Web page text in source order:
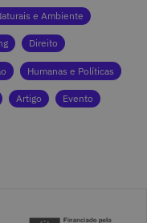
e Ambiente
Direito
Humanas e Políticas
Artigo Evento